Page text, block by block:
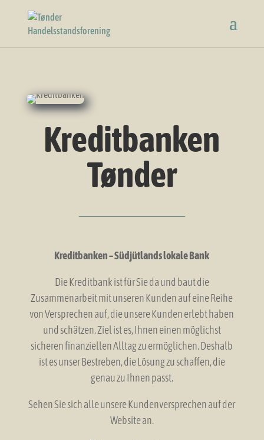
Kreditbanken
Tønder
Kreditbanken – Südjütlands lokale Bank
Die Kreditbank ist für Sie da und baut die
Zusammenarbeit mit unseren Kunden auf eine Reihe
von Versprechen auf, die unsere Kunden erlebt haben
und schätzen. Ziel ist es, Ihnen einen möglichst
sicheren finanziellen Alltag zu ermöglichen. Deshalb
ist es unser Bestreben, die Lösung zu schaffen, die
genau zu Ihnen passt.
Sehen Sie sich alle unsere Kundenversprechen auf der
Website an.